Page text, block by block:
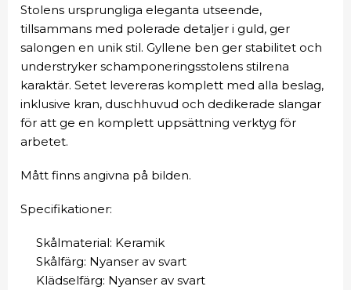
Stolens ursprungliga eleganta utseende,
tillsammans med polerade detaljer i guld, ger
salongen en unik stil. Gyllene ben ger stabilitet och
understryker schamponeringsstolens stilrena
karaktär. Setet levereras komplett med alla beslag,
inklusive kran, duschhuvud och dedikerade slangar
för att ge en komplett uppsättning verktyg för
arbetet.
Mått finns angivna på bilden.
Specifikationer:
Skålmaterial: Keramik
Skålfärg: Nyanser av svart
Klädselfärg: Nyanser av svart